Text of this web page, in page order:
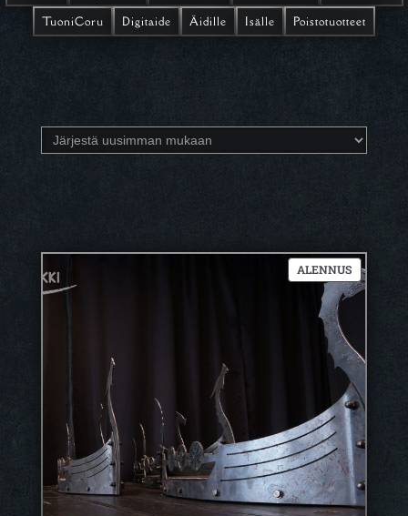
TuoniCoru
Digitaide Äidille Isälle Poistotuotteet
ALENNUSTUOTE